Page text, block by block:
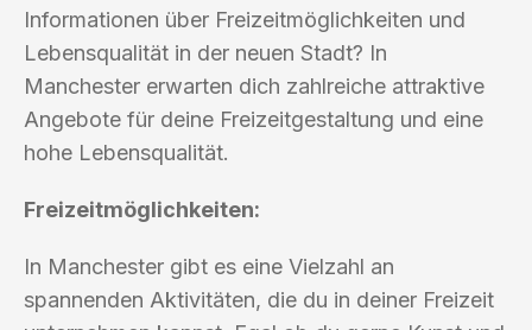
Informationen über Freizeitmöglichkeiten und
Lebensqualität in der neuen Stadt? In
Manchester erwarten dich zahlreiche attraktive
Angebote für deine Freizeitgestaltung und eine
hohe Lebensqualität.
Freizeitmöglichkeiten:
In Manchester gibt es eine Vielzahl an
spannenden Aktivitäten, die du in deiner Freizeit